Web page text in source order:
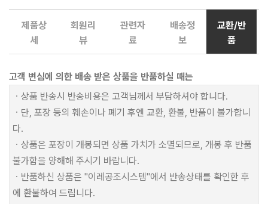
제품상
세
회원리
뷰
관련자
료
배송정
보
교환/반
품
고객 변심에 의한 배송 받은 상품을 반품하실 때는
ㆍ상품 반송시 반송비용은 고객님께서 부담하셔야 합니다.
ㆍ단, 포장 등의 훼손이나 폐기 후엔 교환, 환불, 반품이 불가합니
다.
ㆍ상품은 포장이 개봉되면 상품 가치가 소멸되므로, 개봉 후 반품
불가함을 양해해 주시기 바랍니다.
ㆍ반품하신 상품은 "이레공조시스템"에서 반송상태를 확인한 후
에 환불하여 드립니다.